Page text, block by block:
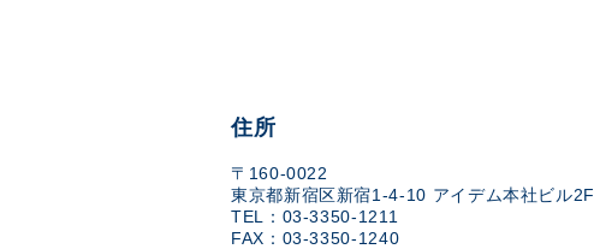
住所
〒160-0022
東京都新宿区新宿1-4-10 アイデム本社ビル2F
TEL：03-3350-1211
FAX：03-3350-1240